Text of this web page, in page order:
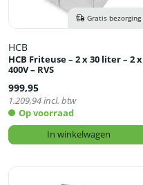
Gratis bezorging
HCB
HCB Friteuse – 2 x 30 liter – 2 x
400V – RVS
999,95
1.209,94incl. btw
Op voorraad
In winkelwagen